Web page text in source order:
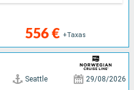
556 € +Taxas
Seattle 29/08/2026